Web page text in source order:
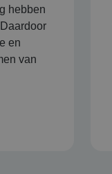
hebben
en
van